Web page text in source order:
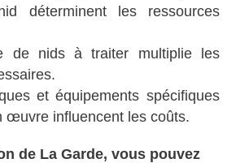
déterminent les ressources
de nids à traiter multiplie les
et équipements spécifiques
œuvre influencent les coûts.
de La Garde, vous pouvez